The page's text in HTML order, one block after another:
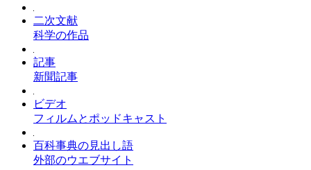
二次文献
科学の作品
記事
新聞記事
ビデオ
フィルムとポッドキャスト
百科事典の見出し語
外部のウエブサイト